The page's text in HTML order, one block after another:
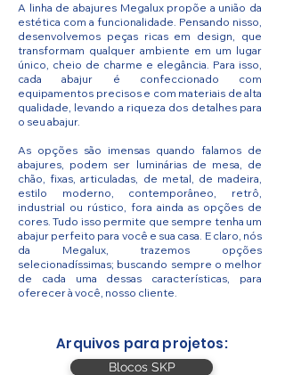
A linha de abajures Megalux propõe a união da
estética com a funcionalidade. Pensando nisso,
desenvolvemos peças ricas em design, que
transformam qualquer ambiente em um lugar
único, cheio de charme e elegância. Para isso,
cada abajur é confeccionado com
equipamentos precisos e com materiais de alta
qualidade, levando a riqueza dos detalhes para
o seu abajur.
As opções são imensas quando falamos de
abajures, podem ser luminárias de mesa, de
chão, fixas, articuladas, de metal, de madeira,
estilo moderno, contemporâneo, retrô,
industrial ou rústico, fora ainda as opções de
cores. Tudo isso permite que sempre tenha um
abajur perfeito para você e sua casa. E claro, nós
da Megalux, trazemos opções
selecionadíssimas; buscando sempre o melhor
de cada uma dessas características, para
oferecer à você, nosso cliente.
Arquivos para projetos:
Blocos SKP